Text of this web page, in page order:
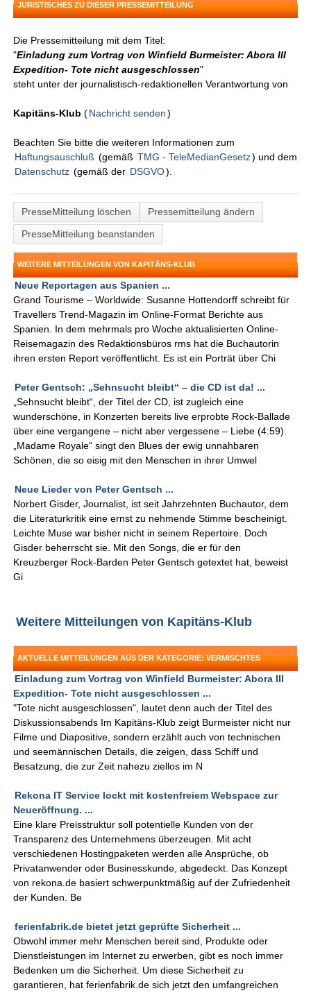
JURISTISCHES ZU DIESER PRESSEMITTEILUNG
Die Pressemitteilung mit dem Titel:
"Einladung zum Vortrag von Winfield Burmeister: Abora III
Expedition- Tote nicht ausgeschlossen"
steht unter der journalistisch-redaktionellen Verantwortung von
Kapitäns-Klub (Nachricht senden )
Beachten Sie bitte die weiteren Informationen zum
Haftungsauschluß (gemäß TMG - TeleMedianGesetz) und dem
Datenschutz (gemäß der DSGVO).
PresseMitteilung löschen
Pressemitteilung ändern
PresseMitteilung beanstanden
WEITERE MITTEILUNGEN VON KAPITÄNS-KLUB
Neue Reportagen aus Spanien ...
Grand Tourisme – Worldwide: Susanne Hottendorff schreibt für
Travellers Trend-Magazin im Online-Format Berichte aus
Spanien. In dem mehrmals pro Woche aktualisierten Online-
Reisemagazin des Redaktionsbüros rms hat die Buchautorin
ihren ersten Report veröffentlicht. Es ist ein Porträt über Chi
Peter Gentsch: „Sehnsucht bleibt“ – die CD ist da! ...
„Sehnsucht bleibt“, der Titel der CD, ist zugleich eine
wunderschöne, in Konzerten bereits live erprobte Rock-Ballade
über eine vergangene – nicht aber vergessene – Liebe (4:59).
„Madame Royale“ singt den Blues der ewig unnahbaren
Schönen, die so eisig mit den Menschen in ihrer Umwel
Neue Lieder von Peter Gentsch ...
Norbert Gisder, Journalist, ist seit Jahrzehnten Buchautor, dem
die Literaturkritik eine ernst zu nehmende Stimme bescheinigt.
Leichte Muse war bisher nicht in seinem Repertoire. Doch
Gisder beherrscht sie. Mit den Songs, die er für den
Kreuzberger Rock-Barden Peter Gentsch getextet hat, beweist
Gi
Weitere Mitteilungen von Kapitäns-Klub
AKTUELLE MITTEILUNGEN AUS DER KATEGORIE: VERMISCHTES
Einladung zum Vortrag von Winfield Burmeister: Abora III
Expedition- Tote nicht ausgeschlossen ...
"Tote nicht ausgeschlossen", lautet denn auch der Titel des
Diskussionsabends Im Kapitäns-Klub zeigt Burmeister nicht nur
Filme und Diapositive, sondern erzählt auch von technischen
und seemännischen Details, die zeigen, dass Schiff und
Besatzung, die zur Zeit nahezu ziellos im N
Rekona IT Service lockt mit kostenfreiem Webspace zur
Neueröffnung. ...
Eine klare Preisstruktur soll potentielle Kunden von der
Transparenz des Unternehmens überzeugen. Mit acht
verschiedenen Hostingpaketen werden alle Ansprüche, ob
Privatanwender oder Businesskunde, abgedeckt. Das Konzept
von rekona.de basiert schwerpunktmäßig auf der Zufriedenheit
der Kunden. Be
ferienfabrik.de bietet jetzt geprüfte Sicherheit ...
Obwohl immer mehr Menschen bereit sind, Produkte oder
Dienstleistungen im Internet zu erwerben, gibt es noch immer
Bedenken um die Sicherheit. Um diese Sicherheit zu
garantieren, hat ferienfabrik.de sich jetzt den umfangreichen